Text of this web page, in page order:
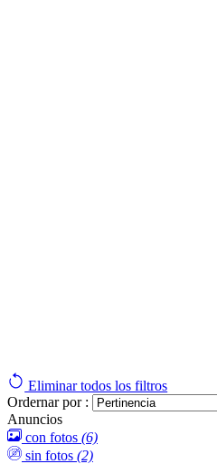
Eliminar todos los filtros
Ordernar por :
Anuncios
con fotos (6)
sin fotos (2)